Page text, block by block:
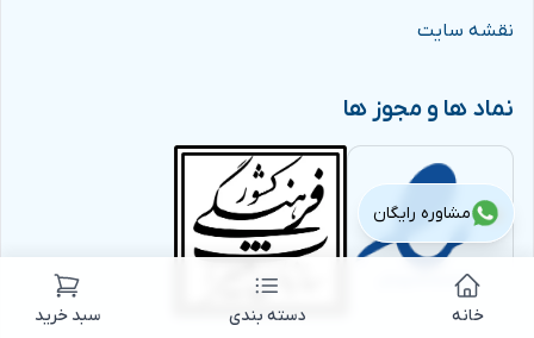
نقشه سایت
نماد ها و مجوز ها
مشاوره رایگان